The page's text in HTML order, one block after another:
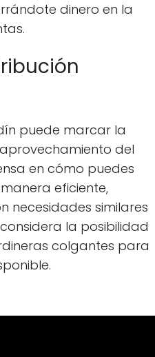
dinero en la
puede marcar la
del
en cómo puedes
eficiente,
necesidades similares
la posibilidad
colgantes para